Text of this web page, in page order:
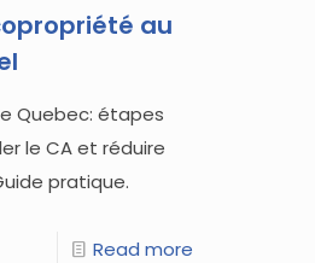
au
Quebec: étapes
le CA et réduire
pratique.
Read more